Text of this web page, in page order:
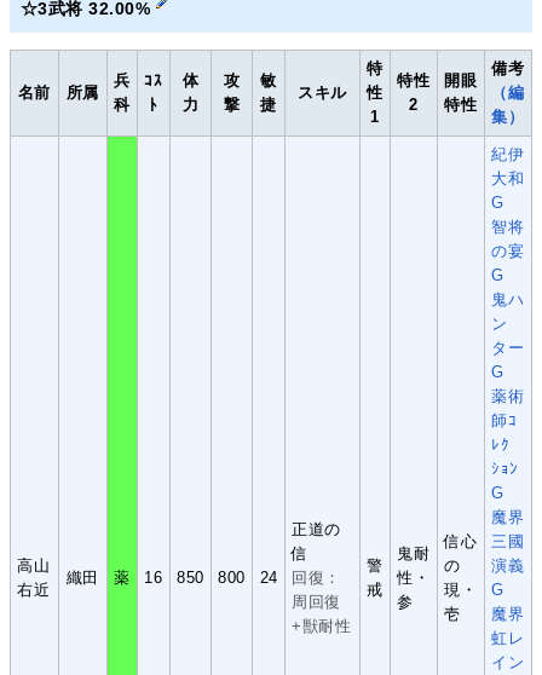
☆3武将 32.00%
名前 所属
兵
科
ｺｽ
ﾄ
体
力
攻
撃
敏
捷
スキル
特
性
1
特性
2
開眼
特性
備考
（編
集）
高山
右近
織田 薬 16 850 800 24
正道の
信
回復：
周回復
+獣耐性
警
戒
鬼耐
性・
参
信心
の
現・
壱
紀伊
大和
G
智将
の宴
G
鬼ハ
ン
ター
G
薬術
師ｺ
ﾚｸ
ｼｮﾝ
G
魔界
三國
演義
G
魔界
虹レ
イン